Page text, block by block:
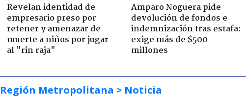
Revelan identidad de
empresario preso por
retener y amenazar de
muerte a niños por jugar
al "rin raja"
Amparo Noguera pide
devolución de fondos e
indemnización tras estafa:
exige más de $500
millones
Región Metropolitana > Noticia